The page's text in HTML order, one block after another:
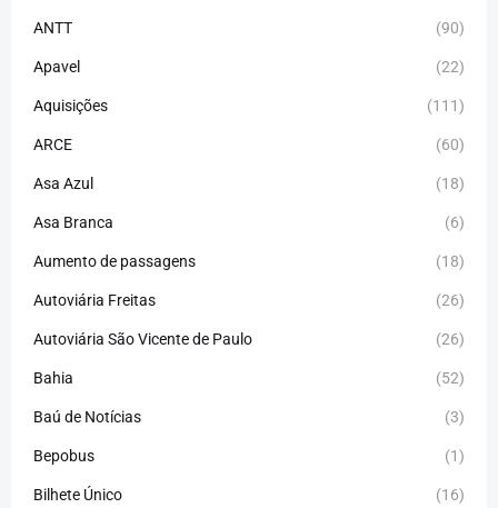
ANTT (90)
Apavel (22)
Aquisições (111)
ARCE (60)
Asa Azul (18)
Asa Branca (6)
Aumento de passagens (18)
Autoviária Freitas (26)
Autoviária São Vicente de Paulo (26)
Bahia (52)
Baú de Notícias (3)
Bepobus (1)
Bilhete Único (16)